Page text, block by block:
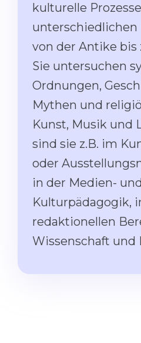
Language Visa
STUDIENKOLLEG
Studienkollegs
Freshman / Foundation
Studienkolleg Preparation
Special Courses
Mathematics
Portfolio
GEOGRAPHY
States
Studienkolleg
Bachelor’s
Master’s
Second Degree
WE APPLY AFTER...
11-Year School
College
IB Diploma
1st Year
2nd–3rd Year
Bachelor’s Degree
kulturelle
unterschiedlichen
von der Antike bis
Sie untersuchen
Ordnungen,
Mythen und
Kunst, Musik und
sind sie z.B. im
oder
in der Medien-
Kulturpädagogik,
redaktionellen
Wissenschaft und